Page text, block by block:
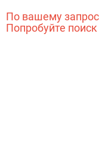
По вашему
Попробуйте